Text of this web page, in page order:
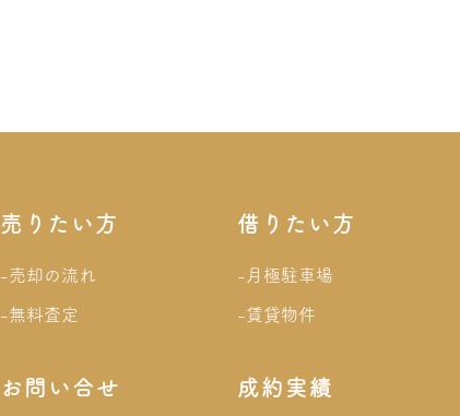
売りたい方
-売却の流れ
-無料査定
借りたい方
-月極駐車場
-賃貸物件
お問い合せ 成約実績